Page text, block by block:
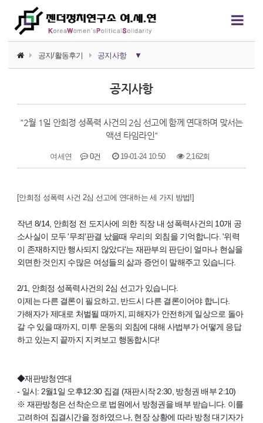
공지/활동후기 공지사항 ▼
활동후기
활동가 소식
공지사항
"2월 1일 안희정 성폭력 사건의 2심 선고에 함께 연대하며 맞서는
액션 타임라인"
여세연 0건 19-01-24 10:50 2,162회
[안희정 성폭력 사건 2심 선고에 연대하는 세 가지 방법!]
작년 8/14, 안희정 전 도지사에 의한 직장 내 성폭력사건의 10개 공
소사실이 모두 '무죄'판결 났을때 우리의 외침을 기억합니다. '위력
이 존재하지만 행사되지 않았다'는 재판부의 판단이 얼마나 현실을
외면한 것인지 수많은 여성들의 삶과 증언이 말해주고 있습니다.
2/1, 안희정 성폭력사건의 2심 선고가 있습니다.
이제는 다른 결론이 필요하고, 반드시 다른 결론이어야 합니다.
가해자가 제대로 처벌될 때까지, 피해자가 안전하게 일상으로 돌아
갈 수 있을 때까지, 미투 운동의 외침에 대해 사법부가 어떻게 응답
하고 있는지 끝까지 지켜보고 행동합시다!
◆재판방청연대
- 일시: 2월1일 오후12:30 집결 (재판시작 2:30, 방청권 배부 2:10)
※ 재판방청은 선착순으로 법원에서 방청권을 배부 받습니다. 이를
고려하여 집결시간을 정하였으나, 현장 상황에 따라 방청 대기자가